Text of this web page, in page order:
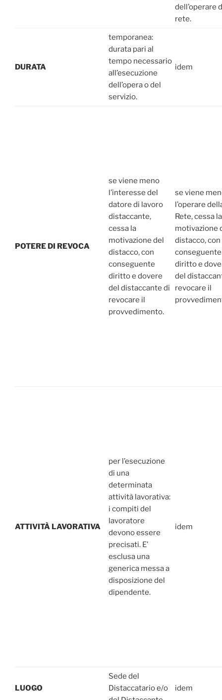
dell’operare
rete.
DURATA
temporanea:
durata pari al
tempo necessario
all’esecuzione
dell’opera o del
servizio.
idem
POTERE DI REVOCA
se viene meno
l’interesse del
datore di lavoro
distaccante,
cessa la
motivazione del
distacco, con
conseguente
diritto e dovere
del distaccante di
revocare il
provvedimento.
se viene
l’operare
Rete, cessa la
motivazione
distacco, con
conseguente
diritto e
del
revocare il
ATTIVITÀ LAVORATIVA
per l’esecuzione
di una
determinata
attività lavorativa:
i compiti del
lavoratore
devono essere
precisati. E’
esclusa una
generica messa a
disposizione del
dipendente.
idem
LUOGO
Sede del
Distaccatario e/o
idem